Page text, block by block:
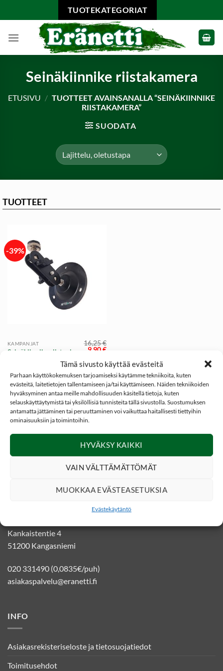
Tämä sivusto käyttää evästeitä
Parhaan käyttökokemuksen tarjoamiseksi käytämme tekniikoita, kuten
evästeitä, laitetietojen tallentamiseen ja/tai käyttämiseen. Näiden tekniikoiden
hyväksyminen antaa meille mahdollisuuden käsitellä tietoja, kuten
selauskäyttäytymistä tai yksilöllisiä tunnisteita tällä sivustolla. Suostumuksen
antamatta jättäminen tai peruuttaminen voi vaikuttaa haitallisesti tiettyihin
ominaisuuksiin ja toimintoihin.
HYVÄKSY KAIKKI
VAIN VÄLTTÄMÄTTÖMÄT
MUOKKAA EVÄSTEASETUKSIA
Evästekäytäntö
to
TUOTEKATEGORIAT
Seinäkiinnike riistakamera
ETUSIVU / TUOTTEET AVAINSANALLA “SEINÄKIINNIKE
RIISTAKAMERA”
SUODATA
TUOTTEET
-39%
KAMPANJAT
Seinäkiinnike riista- ja
valvontakameroille,
16,25€
Alkuperäinen
oli:
16,25 €.
9,90€Nykyinen
on:
9,90 €.
YHTEYSTIEDOT
Kankaistentie 4
51200 Kangasniemi
020 331490 (0,0835€/puh)
asiakaspalvelu@eranetti.fi
INFO
Asiakasrekisteriseloste ja tietosuojatiedot
Toimitusehdot